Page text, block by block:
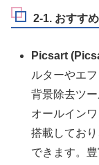
2-1. おすす
Picsart
ルターやエ
背景除去ツ
オールイン
搭載してお
できます。